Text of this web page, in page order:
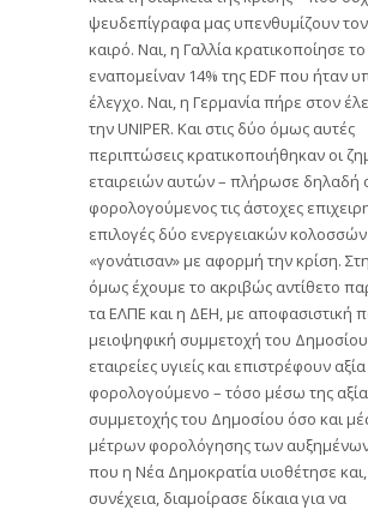
ψευδεπίγραφα μας υπενθυμίζουν τον
καιρό. Ναι, η Γαλλία κρατικοποίησε το
εναπομείναν 14% της EDF που ήταν
έλεγχο. Ναι, η Γερμανία πήρε στον
την UNIPER. Και στις δύο όμως αυτές
περιπτώσεις κρατικοποιήθηκαν οι
εταιρειών αυτών – πλήρωσε δηλαδή
φορολογούμενος τις άστοχες
επιλογές δύο ενεργειακών
«γονάτισαν» με αφορμή την κρίση.
όμως έχουμε το ακριβώς αντίθετο
τα ΕΛΠΕ και η ΔΕΗ, με αποφασιστική
μειοψηφική συμμετοχή του Δημοσίου,
εταιρείες υγιείς και επιστρέφουν
φορολογούμενο – τόσο μέσω της
συμμετοχής του Δημοσίου όσο και
μέτρων φορολόγησης των
που η Νέα Δημοκρατία υιοθέτησε
συνέχεια, διαμοίρασε δίκαια για να